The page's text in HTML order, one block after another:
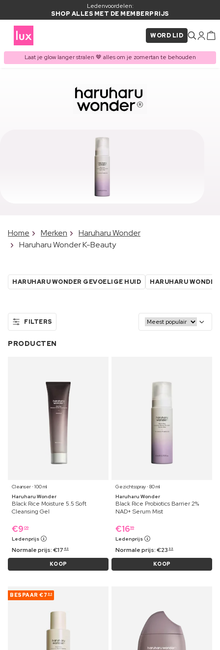
Ledenvoordelen:
SHOP ALLES MET DE MEMBERPRIJS
WORD LID
Laat je glow langer stralen 🤎 alles om je zomertan te behouden
Home Merken
Haruharu Wonder
Haruharu Wonder K-Beauty
HARUHARU WONDER GEVOELIGE HUID HARUHARU
FILTERS
PRODUCTEN
Cleanser ⋅ 100 ml
Haruharu Wonder
Black Rice Moisture 5.5 Soft
Cleansing Gel
€9 09
Ledenprijs
Normale prijs:€17 49
KOOP
Gezichtsspray ⋅ 80 ml
Haruharu Wonder
Black Rice Probiotics Barrier 2%
NAD+ Serum Mist
€1699
Ledenprijs
Normale prijs:€23 99
KOOP
BESPAAR €7 90